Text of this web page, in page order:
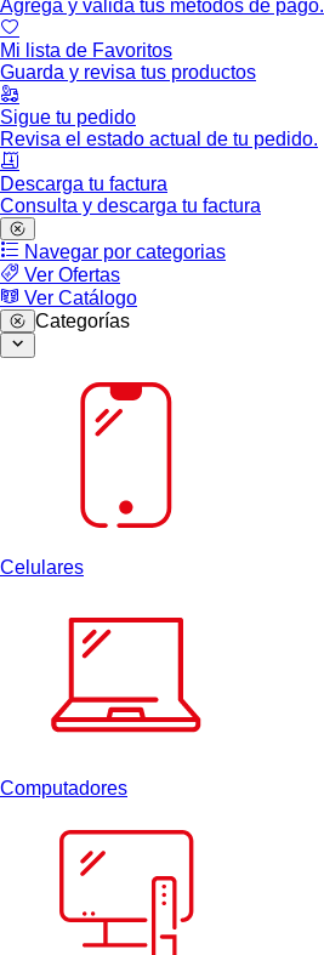
Agrega y valida tus métodos de pago.
Mi lista de Favoritos
Guarda y revisa tus productos
Sigue tu pedido
Revisa el estado actual de tu pedido.
Descarga tu factura
Consulta y descarga tu factura
Navegar por categorias
Ver Ofertas
Ver Catálogo
Categorías
Celulares
Computadores